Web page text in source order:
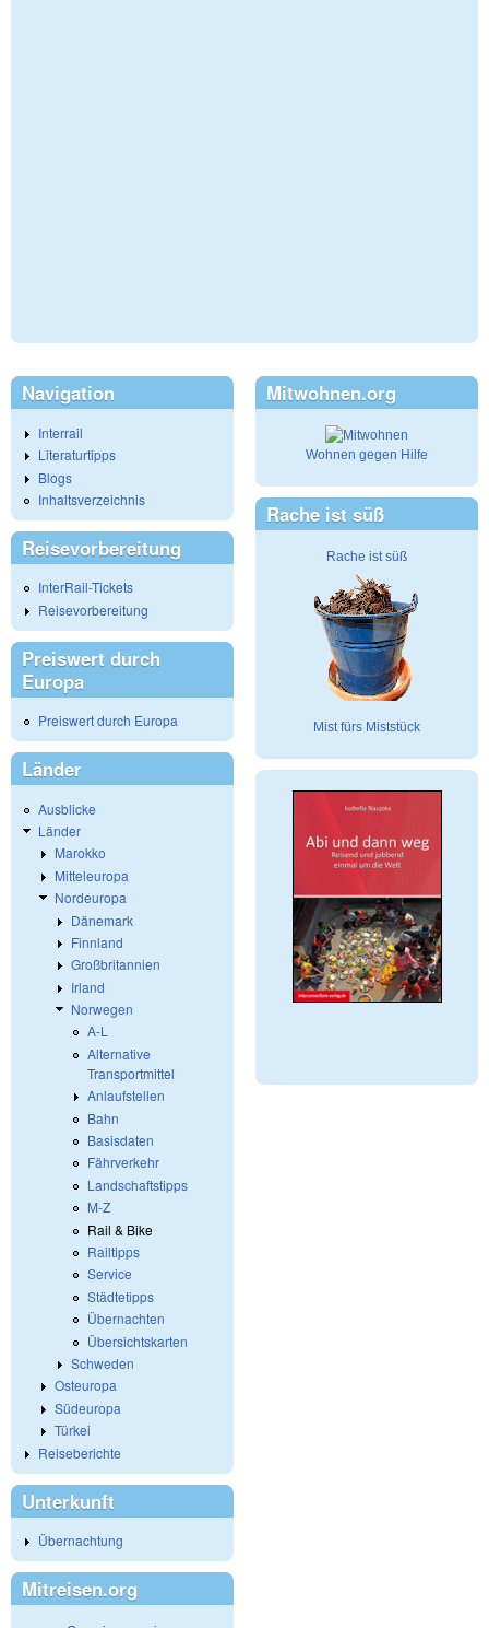
Navigation
Interrail
Literaturtipps
Blogs
Inhaltsverzeichnis
Reisevorbereitung
InterRail-Tickets
Reisevorbereitung
Preiswert durch
Europa
Preiswert durch Europa
Länder
Ausblicke
Länder
Marokko
Mitteleuropa
Nordeuropa
Dänemark
Finnland
Großbritannien
Irland
Norwegen
A-L
Alternative
Transportmittel
Anlaufstellen
Bahn
Basisdaten
Fährverkehr
Landschaftstipps
M-Z
Rail & Bike
Railtipps
Service
Städtetipps
Übernachten
Übersichtskarten
Schweden
Osteuropa
Südeuropa
Türkei
Reiseberichte
Unterkunft
Übernachtung
Mitreisen.org
Mitwohnen.org
Wohnen gegen Hilfe
Rache ist süß
Rache ist süß
Mist fürs Miststück